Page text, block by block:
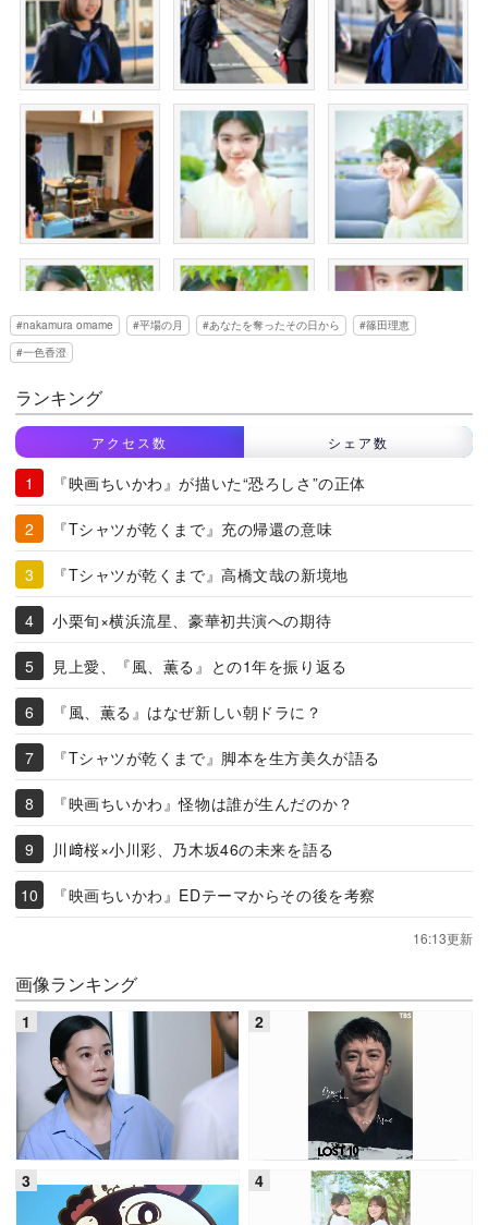
nakamura omame 平場の月 あなたを奪ったその日から
篠田理恵
一色香澄
ランキング
アクセス数 シェア数
『映画ちいかわ』が描いた“恐ろしさ”の正体
『Tシャツが乾くまで』充の帰還の意味
『Tシャツが乾くまで』高橋文哉の新境地
小栗旬×横浜流星、豪華初共演への期待
見上愛、『風、薫る』との1年を振り返る
『風、薫る』はなぜ新しい朝ドラに？
『Tシャツが乾くまで』脚本を生方美久が語る
『映画ちいかわ』怪物は誰が生んだのか？
川﨑桜×小川彩、乃木坂46の未来を語る
『映画ちいかわ』EDテーマからその後を考察
16:13更新
画像ランキング